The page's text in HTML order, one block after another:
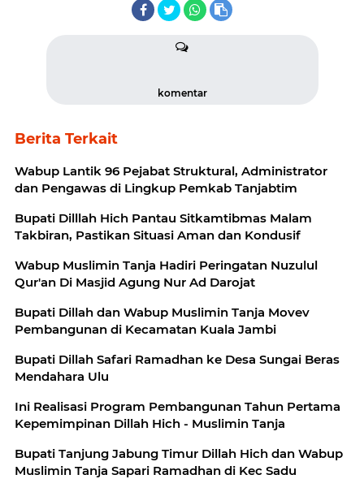
komentar
Berita Terkait
Wabup Lantik 96 Pejabat Struktural, Administrator
dan Pengawas di Lingkup Pemkab Tanjabtim
Bupati Dilllah Hich Pantau Sitkamtibmas Malam
Takbiran, Pastikan Situasi Aman dan Kondusif
Wabup Muslimin Tanja Hadiri Peringatan Nuzulul
Qur'an Di Masjid Agung Nur Ad Darojat
Bupati Dillah dan Wabup Muslimin Tanja Movev
Pembangunan di Kecamatan Kuala Jambi
Bupati Dillah Safari Ramadhan ke Desa Sungai Beras
Mendahara Ulu
Ini Realisasi Program Pembangunan Tahun Pertama
Kepemimpinan Dillah Hich - Muslimin Tanja
Bupati Tanjung Jabung Timur Dillah Hich dan Wabup
Muslimin Tanja Sapari Ramadhan di Kec Sadu